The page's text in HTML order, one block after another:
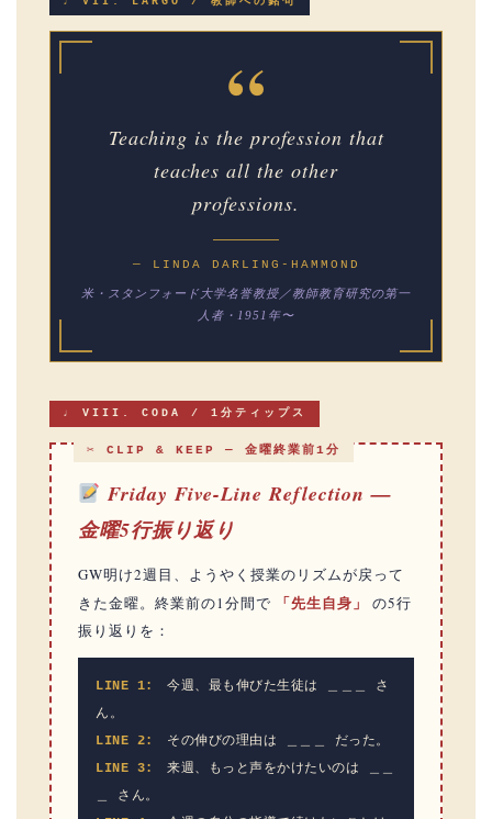
“
Teaching is the profession that
teaches all the other
professions.
— LINDA DARLING-HAMMOND
米・スタンフォード大学名誉教授／教師教育研究の第一
人者・1951年〜
♩ VIII. CODA / 1分ティップス
✂ CLIP & KEEP — 金曜終業前1分
Friday Five-Line Reflection —
金曜5行振り返り
GW明け2週目、ようやく授業のリズムが戻って
きた金曜。終業前の1分間で
「先生自身」
の5行
振り返りを：
LINE 1:
今週、最も伸びた生徒は ＿＿＿ さ
ん。
LINE 2:
その伸びの理由は ＿＿＿ だった。
LINE 3:
来週、もっと声をかけたいのは ＿＿
＿ さん。